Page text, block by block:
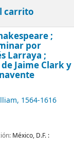
carrito
;
por
Larraya ;
Jaime Clark y
, 1564-1616
México, D.F. :